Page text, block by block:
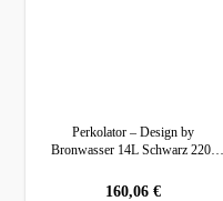
Perkolator – Design by
Bronwasser 14L Schwarz 220-
regulärer preis:
160,06 €